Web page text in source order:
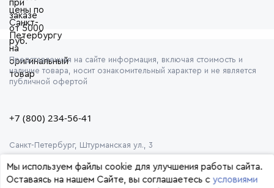
Представленная на сайте информация, включая стоимость и
наличие товара, носит ознакомительный характер и не является
публичной офертой
+7 (800) 234-56-41
Санкт-Петербург, Штурманская ул., 3
Мы используем файлы cookie для улучшения работы сайта.
Оставаясь на нашем Сайте, вы соглашаетесь с условиями